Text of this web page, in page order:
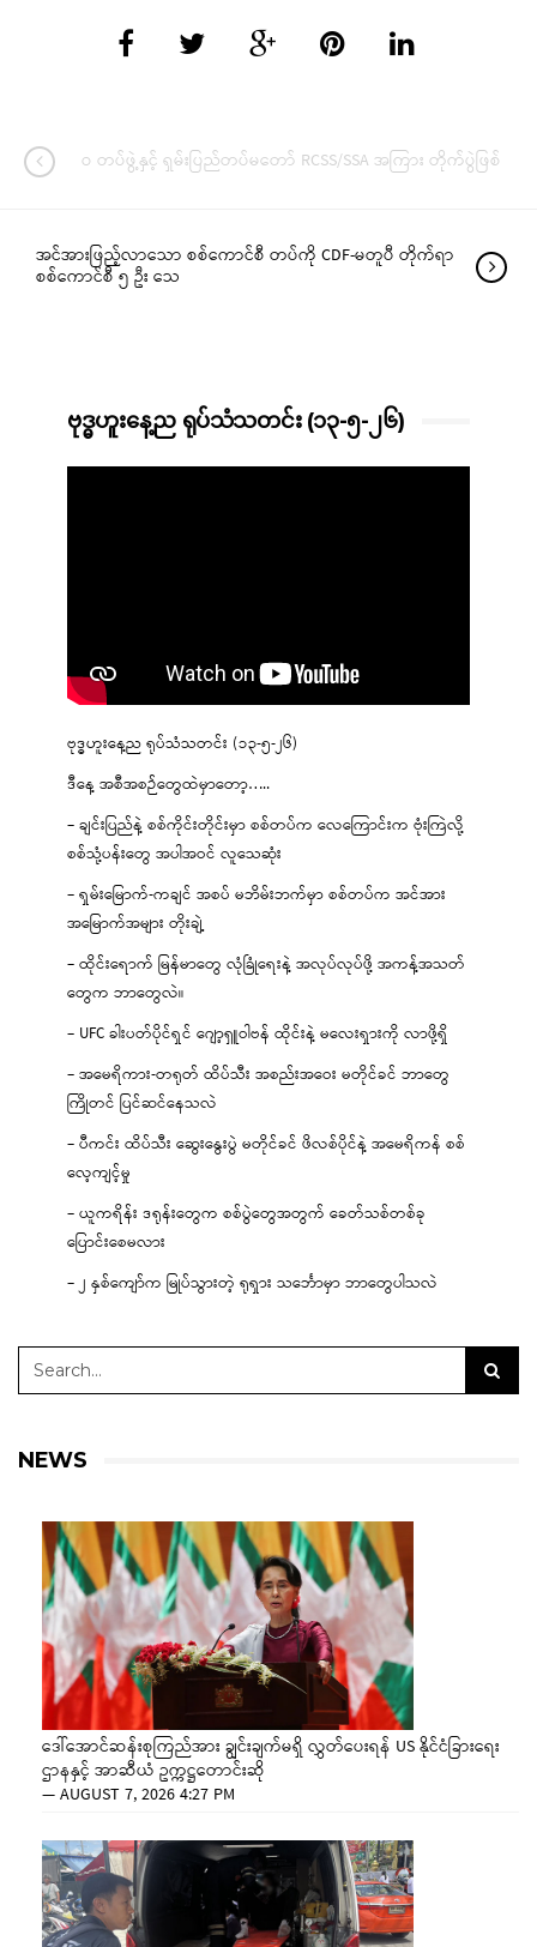
ဝ တပ်ဖွဲ့နှင့် ရှမ်းပြည်တပ်မတော် RCSS/SSA အကြား တိုက်ပွဲဖြစ်
အင်အားဖြည့်လာသော စစ်ကောင်စီ တပ်ကို CDF-မတူပီ တိုက်ရာ
စစ်ကောင်စီ ၅ ဦး သေ
ဗုဒ္ဓဟူးနေ့ည ရုပ်သံသတင်း (၁၃-၅-၂၆)
ဗုဒ္ဓဟူးနေ့ည ရုပ်သံသတင်း (၁၃-၅-၂၆)
ဒီနေ့ အစီအစဉ်တွေထဲမှာတော့…..
– ချင်းပြည်နဲ့ စစ်ကိုင်းတိုင်းမှာ စစ်တပ်က လေကြောင်းက ဗုံးကြဲလို့
စစ်သုံ့ပန်းတွေ အပါအဝင် လူသေဆုံး
– ရှမ်းမြောက်-ကချင် အစပ် မဘိမ်းဘက်မှာ စစ်တပ်က အင်အား
အမြောက်အများ တိုးချဲ့
– ထိုင်းရောက် မြန်မာတွေ လုံခြုံရေးနဲ့ အလုပ်လုပ်ဖို့ အကန့်အသတ်
တွေက ဘာတွေလဲ။
– UFC ခါးပတ်ပိုင်ရှင် ဂျော့ရှူဝါဗန် ထိုင်းနဲ့ မလေးရှားကို လာဖို့ရှိ
– အမေရိကား-တရုတ် ထိပ်သီး အစည်းအဝေး မတိုင်ခင် ဘာတွေ
ကြိုတင် ပြင်ဆင်နေသလဲ
– ပီကင်း ထိပ်သီး ဆွေးနွေးပွဲ မတိုင်ခင် ဖိလစ်ပိုင်နဲ့ အမေရိကန် စစ်
လေ့ကျင့်မှု
– ယူကရိန်း ဒရုန်းတွေက စစ်ပွဲတွေအတွက် ခေတ်သစ်တစ်ခု
ပြောင်းစေမလား
– ၂ နှစ်ကျော်က မြုပ်သွားတဲ့ ရုရှား သင်္ဘောမှာ ဘာတွေပါသလဲ
NEWS
ဒေါ်အောင်ဆန်းစုကြည်အား ချွင်းချက်မရှိ လွှတ်ပေးရန် US နိုင်ငံခြားရေး
ဌာနနှင့် အာဆီယံ ဥက္ကဋ္ဌတောင်းဆို
—AUGUST 7, 2026 4:27 PM